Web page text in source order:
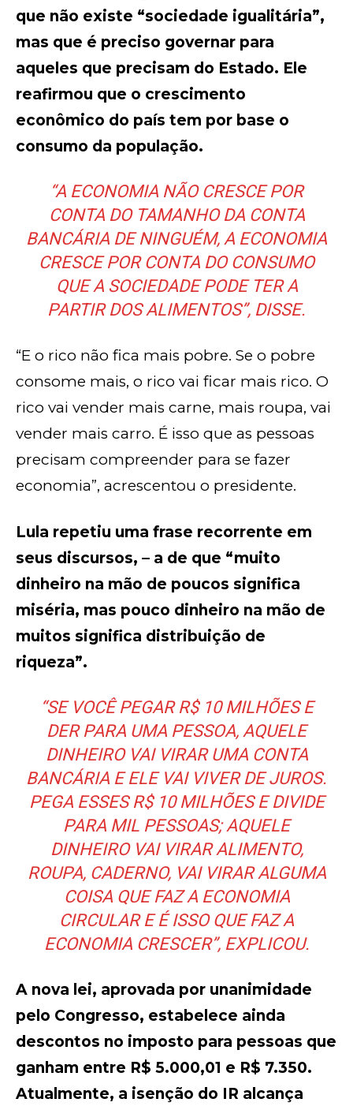
que não existe “sociedade igualitária”,
mas que é preciso governar para
aqueles que precisam do Estado. Ele
reafirmou que o crescimento
econômico do país tem por base o
consumo da população.
“A ECONOMIA NÃO CRESCE POR
CONTA DO TAMANHO DA CONTA
BANCÁRIA DE NINGUÉM, A ECONOMIA
CRESCE POR CONTA DO CONSUMO
QUE A SOCIEDADE PODE TER A
PARTIR DOS ALIMENTOS”, DISSE.
“E o rico não fica mais pobre. Se o pobre
consome mais, o rico vai ficar mais rico. O
rico vai vender mais carne, mais roupa, vai
vender mais carro. É isso que as pessoas
precisam compreender para se fazer
economia”, acrescentou o presidente.
Lula repetiu uma frase recorrente em
seus discursos, – a de que “muito
dinheiro na mão de poucos significa
miséria, mas pouco dinheiro na mão de
muitos significa distribuição de
riqueza”.
“SE VOCÊ PEGAR R$ 10 MILHÕES E
DER PARA UMA PESSOA, AQUELE
DINHEIRO VAI VIRAR UMA CONTA
BANCÁRIA E ELE VAI VIVER DE JUROS.
PEGA ESSES R$ 10 MILHÕES E DIVIDE
PARA MIL PESSOAS; AQUELE
DINHEIRO VAI VIRAR ALIMENTO,
ROUPA, CADERNO, VAI VIRAR ALGUMA
COISA QUE FAZ A ECONOMIA
CIRCULAR E É ISSO QUE FAZ A
ECONOMIA CRESCER”, EXPLICOU.
A nova lei, aprovada por unanimidade
pelo Congresso, estabelece ainda
descontos no imposto para pessoas que
ganham entre R$ 5.000,01 e R$ 7.350.
Atualmente, a isenção do IR alcança